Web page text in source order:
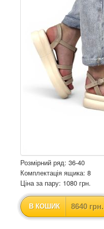
Розмірний ряд: 36-40
Комплектація ящика: 8
Ціна за пару: 1080 грн.
В КОШИК 8640 грн.